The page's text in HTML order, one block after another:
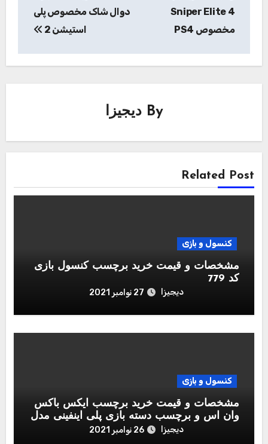
Sniper Elite 4
مخصوص PS4
دوال شاک مخصوص پلی
استیشن 2
By دیجیزا
Related Post
کنسول و بازی
مشخصات و قیمت خرید برچسب کنسول بازی
کد 779
دیجیزا 27 نوامبر 2021
کنسول و بازی
مشخصات و قیمت خرید برچسب ایکس باکس
وان اس و برچسب دسته بازی پلی اینفینی مدل
Call of Duty Black Ops Cold War
دیجیزا 26 نوامبر 2021